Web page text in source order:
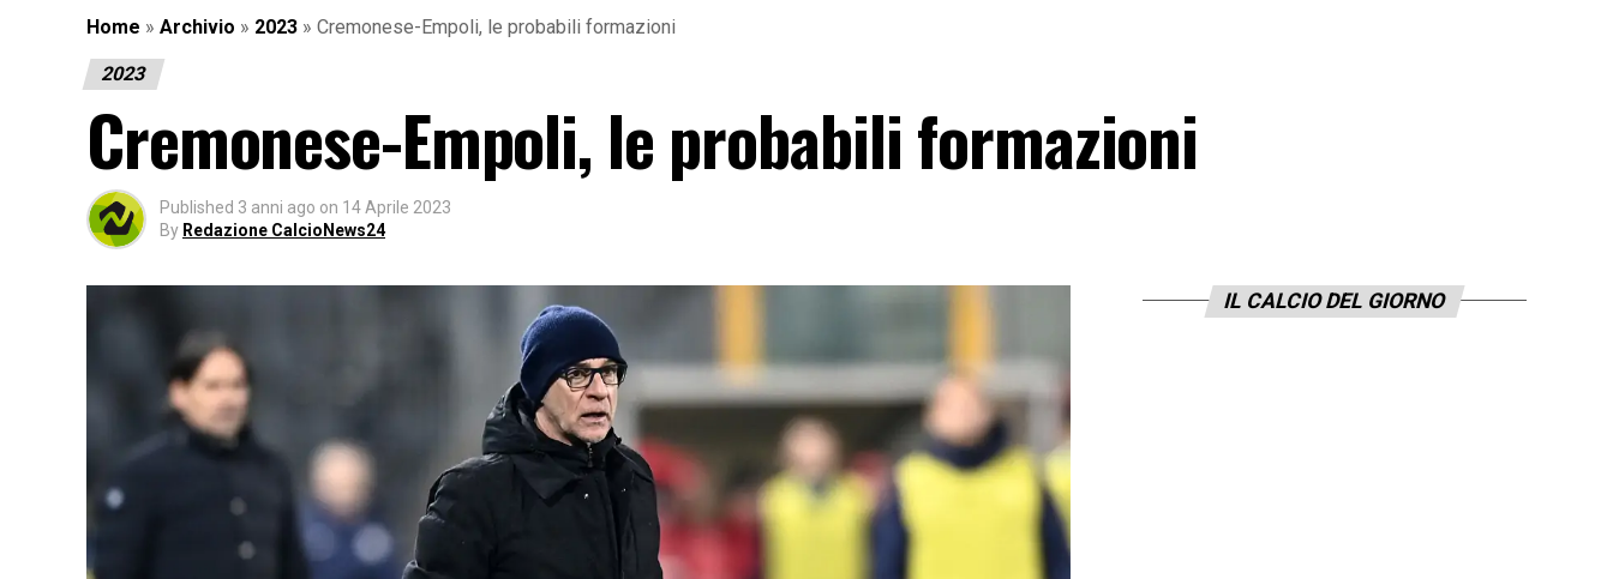
Home » Archivio » 2023 » Cremonese-Empoli, le probabili formazioni
2023
Cremonese-Empoli, le probabili formazioni
Published 3 anni ago on 14 Aprile 2023
By Redazione CalcioNews24
IL CALCIO DEL GIORNO